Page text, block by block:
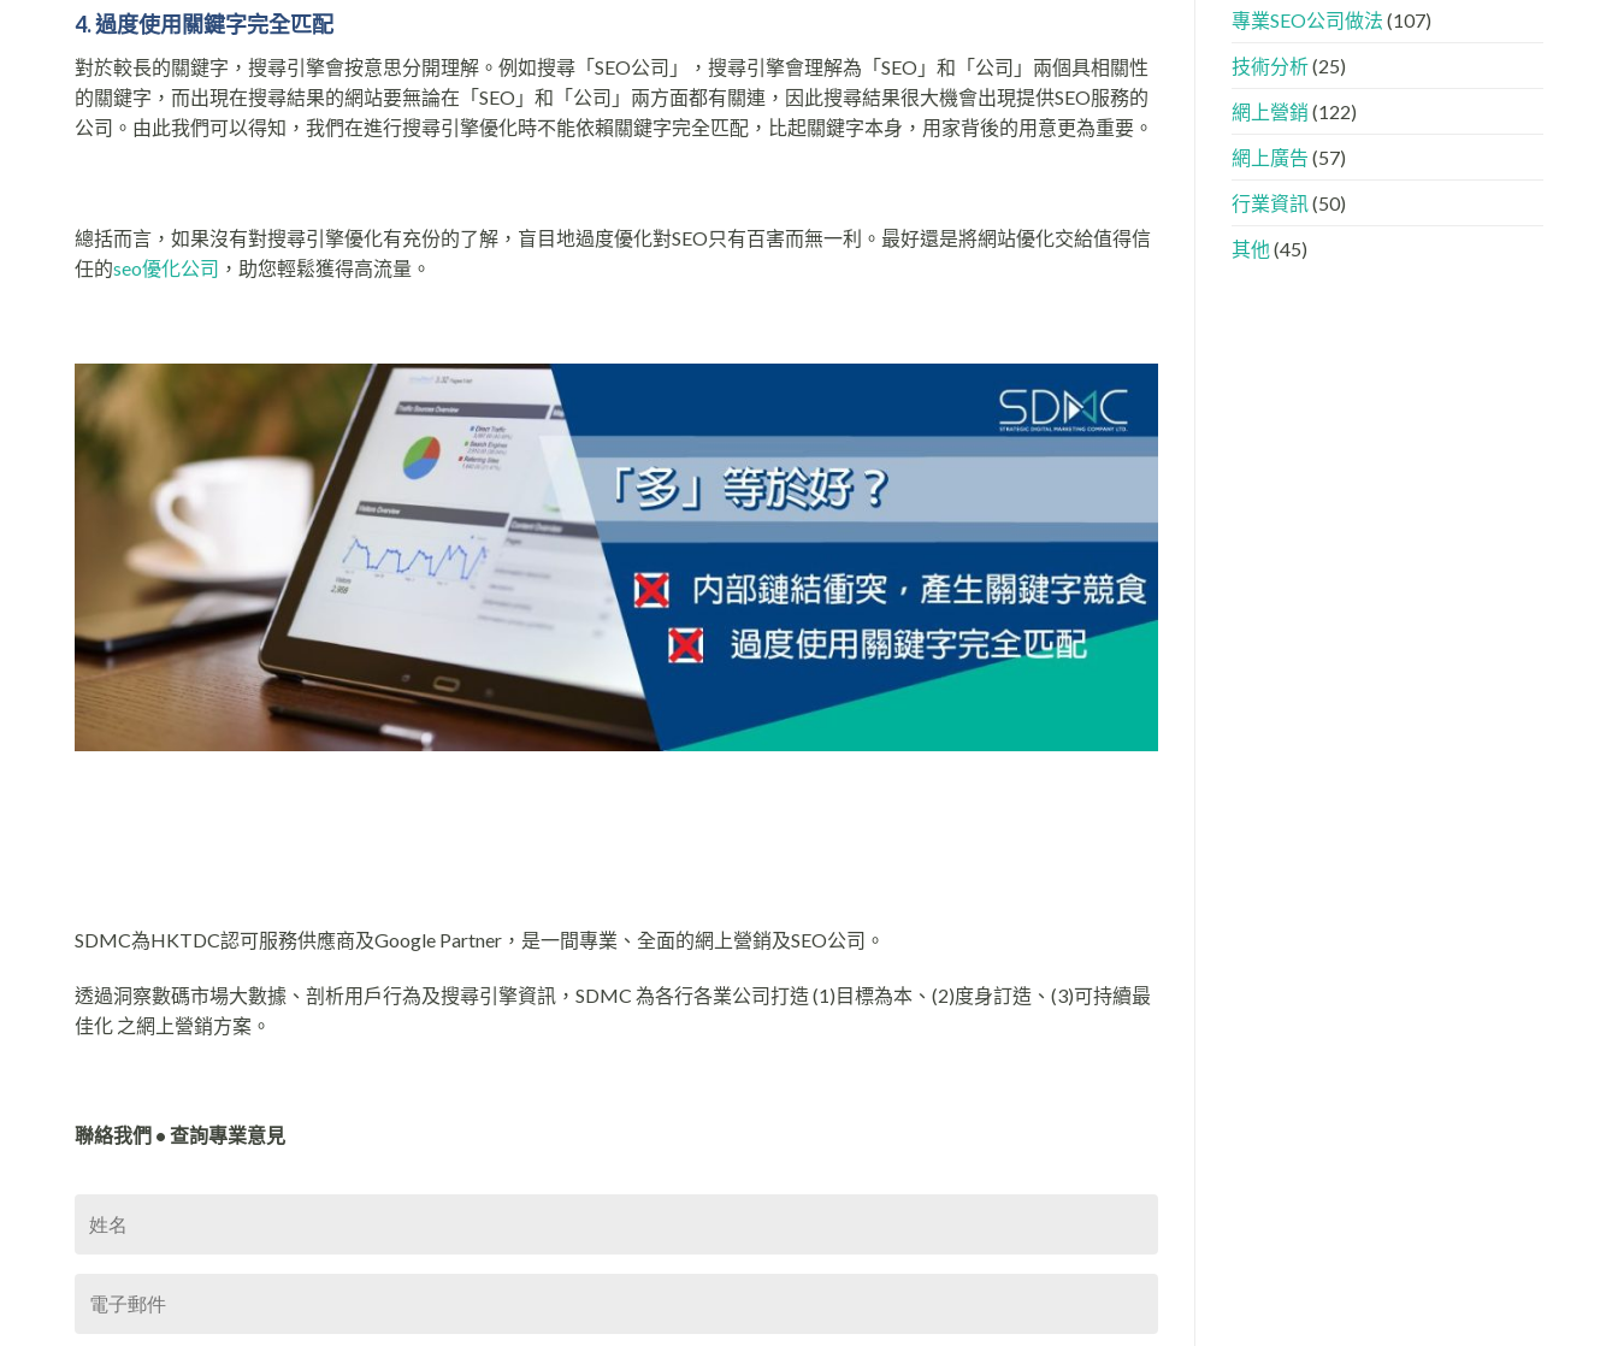
4. 過度使用關鍵字完全匹配
對於較長的關鍵字，搜尋引擎會按意思分開理解。例如搜尋「SEO公司」，搜尋引擎會理解為「SEO」和「公司」兩個具相關性
的關鍵字，而出現在搜尋結果的網站要無論在「SEO」和「公司」兩方面都有關連，因此搜尋結果很大機會出現提供SEO服務的
公司。由此我們可以得知，我們在進行搜尋引擎優化時不能依賴關鍵字完全匹配，比起關鍵字本身，用家背後的用意更為重要。
總括而言，如果沒有對搜尋引擎優化有充份的了解，盲目地過度優化對SEO只有百害而無一利。最好還是將網站優化交給值得信
任的seo優化公司 ，助您輕鬆獲得高流量。
SDMC為HKTDC認可服務供應商及Google Partner，是一間專業、全面的網上營銷及SEO公司。
透過洞察數碼市場大數據、剖析用戶行為及搜尋引擎資訊，SDMC 為各行各業公司打造 (1)目標為本、(2)度身訂造、(3)可持續最
佳化 之網上營銷方案。
聯絡我們 • 查詢專業意見
實
做
何
入
AI
的
「信
名
專業SEO公司做法 (107)
技術分析(25)
網上營銷 (122)
網上廣告 (57)
行業資訊(50)
其他 (45)